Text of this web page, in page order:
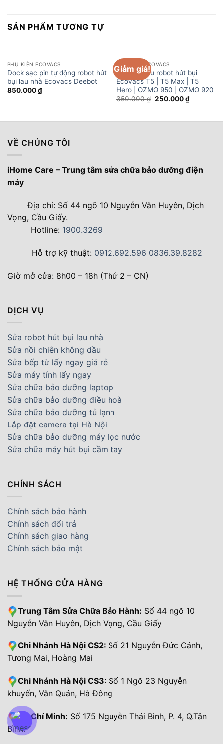
SẢN PHẨM TƯƠNG TỰ
PHỤ KIỆN ECOVACS
Dock sạc pin tự động robot hút
bụi lau nhà Ecovacs Deebot
850.000₫
Giảm giá!
PHỤ KIỆN ECOVACS
Đế khăn lau robot hút bụi
Ecovacs T5 | T5 Max | T5
Hero | OZMO 950 | OZMO 920
350.000₫ Giá
250.000₫Giá
hiện
250.000
VỀ CHÚNG TÔI
iHome Care – Trung tâm sửa chữa bảo dưỡng điện
máy
Địa chỉ: Số 44 ngõ 10 Nguyễn Văn Huyên, Dịch
Vọng, Cầu Giấy.
Hotline: 1900.3269
Hỗ trợ kỹ thuật: 0912.692.596 0836.39.8282
Giờ mở cửa: 8h00 – 18h (Thứ 2 – CN)
DỊCH VỤ
Sửa robot hút bụi lau nhà
Sửa nồi chiên không dầu
Sửa bếp từ lấy ngay giá rẻ
Sửa máy tính lấy ngay
Sửa chữa bảo dưỡng laptop
Sửa chữa bảo dưỡng điều hoà
Sửa chữa bảo dưỡng tủ lạnh
Lắp đặt camera tại Hà Nội
Sửa chữa bảo dưỡng máy lọc nước
Sửa chữa máy hút bụi cầm tay
CHÍNH SÁCH
Chính sách bảo hành
Chính sách đổi trả
Chính sách giao hàng
Chính sách bảo mật
HỆ THỐNG CỬA HÀNG
Trung Tâm Sửa Chữa Bảo Hành: Số 44 ngõ 10
Nguyễn Văn Huyên, Dịch Vọng, Cầu Giấy
Chi Nhánh Hà Nội CS2: Số 21 Nguyễn Đức Cảnh,
Tương Mai, Hoàng Mai
Chi Nhánh Hà Nội CS3: Số 1 Ngõ 23 Nguyễn
khuyến, Văn Quán, Hà Đông
Hồ Chí Minh: Số 175 Nguyễn Thái Bình, P. 4, Q.Tân
Bình.